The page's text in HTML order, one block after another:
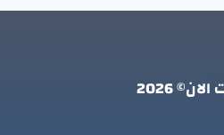
2026